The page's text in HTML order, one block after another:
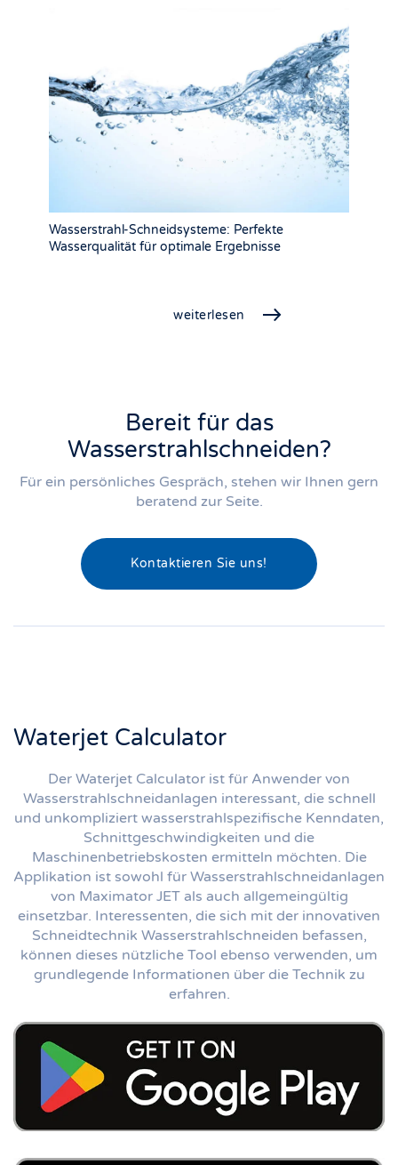
Wasserstrahl-Schneidsysteme: Perfekte
Wasserqualität für optimale Ergebnisse
weiterlesen
Bereit für das
Wasserstrahlschneiden?
Für ein persönliches Gespräch, stehen wir Ihnen gern
beratend zur Seite.
Kontaktieren Sie uns!
Waterjet Calculator
Der Waterjet Calculator ist für Anwender von
Wasserstrahlschneidanlagen interessant, die schnell
und unkompliziert wasserstrahlspezifische Kenndaten,
Schnittgeschwindigkeiten und die
Maschinenbetriebskosten ermitteln möchten. Die
Applikation ist sowohl für Wasserstrahlschneidanlagen
von Maximator JET als auch allgemeingültig
einsetzbar. Interessenten, die sich mit der innovativen
Schneidtechnik Wasserstrahlschneiden befassen,
können dieses nützliche Tool ebenso verwenden, um
grundlegende Informationen über die Technik zu
erfahren.